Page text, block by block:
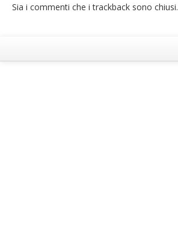
Sia i commenti che i trackback sono chiusi.